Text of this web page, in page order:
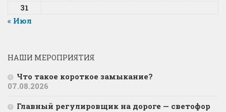
31
« Июл
НАШИ МЕРОПРИЯТИЯ
Что такое короткое замыкание?
07.08.2026
Главный регулировщик на дороге — светофор